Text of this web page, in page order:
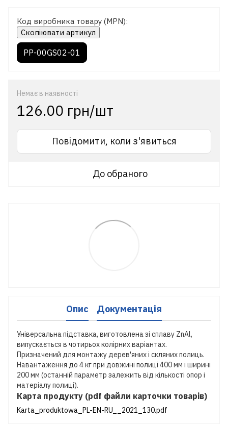
Код виробника товару (MPN):
Скопіювати артикул
PP-00GS02-01
Немає в наявності
126.00 грн/шт
Повідомити, коли з'явиться
До обраного
Опис Документація
Універсальна підставка, виготовлена зі сплаву ZnAl,
випускається в чотирьох колірних варіантах.
Призначений для монтажу дерев'яних і скляних полиць.
Навантаження до 4 кг при довжині полиці 400 мм і ширині
200 мм (останній параметр залежить від кількості опор і
матеріалу полиці).
Карта продукту (pdf файли карточки товарів)
Karta_produktowa_PL-EN-RU__2021_130.pdf